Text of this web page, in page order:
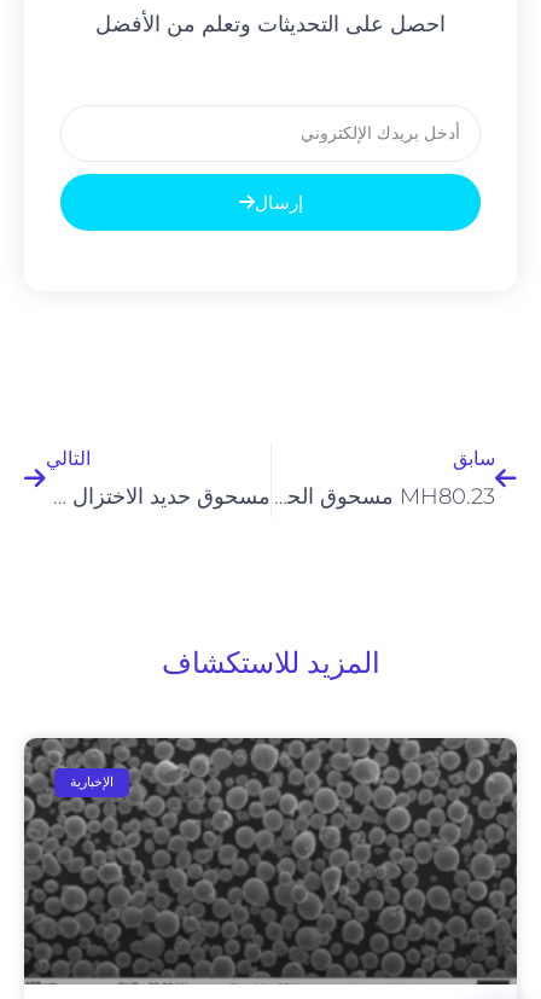
احصل على التحديثات وتعلم من الأفضل
بريد
إرسال
سابق
MH80.23 مسحوق الحديد: خيار عالي الأداء للصناعات PM للصناعات PM
التالي
مسحوق حديد الاختزال في تعدين المساحيق: السوق والتطبيقات ودليل المصادر
المزيد للاستكشاف
الإخبارية